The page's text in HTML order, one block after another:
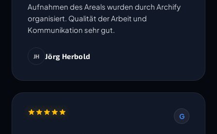
Aufnahmen des Areals wurden durch Archify
organisiert. Qualität der Arbeit und
Kommunikation sehr gut.
JH Jörg Herbold
G